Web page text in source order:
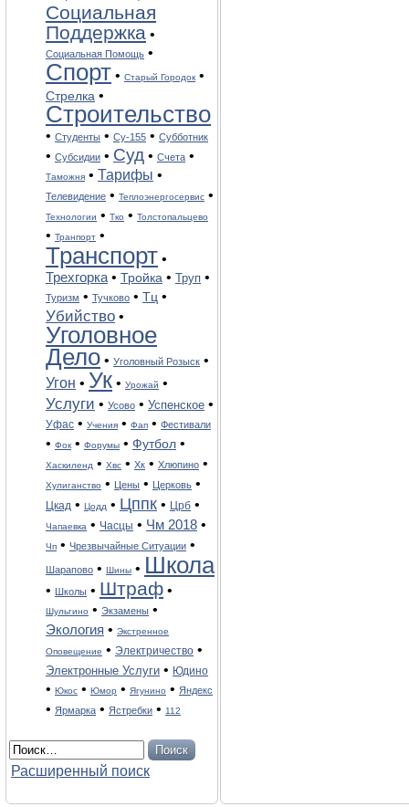
Социальная
Поддержка •
Социальная Помощь •
Спорт • Старый Городок •
Стрелка •
Строительство
• Студенты • Су-155 • Субботник
• Субсидии • Суд • Счета •
Таможня • Тарифы •
Телевидение • Теплоэнергосервис •
Технологии • Тко • Толстопальцево
• Транпорт •
Транспорт •
Трехгорка • Тройка • Труп •
Туризм • Тучково • Тц •
Убийство •
Уголовное
Дело • Уголовный Розыск •
Угон • Ук • Урожай •
Услуги • Усово • Успенское •
Уфас • Учения • Фап • Фестивали
• Фок • Форумы • Футбол •
Хаскиленд • Хвс • Хк • Хлюпино •
Хулиганство • Цены • Церковь •
Цкад • Цодд • Цппк • Црб •
Чапаевка • Часцы • Чм 2018 •
Чп • Чрезвычайные Ситуации •
Шарапово • Шины • Школа
• Школы • Штраф •
Шульгино • Экзамены •
Экология • Экстренное
Оповещение • Электричество •
Электронные Услуги • Юдино
• Юкос • Юмор • Ягунино • Яндекс
• Ярмарка • Ястребки • 112
Расширенный поиск